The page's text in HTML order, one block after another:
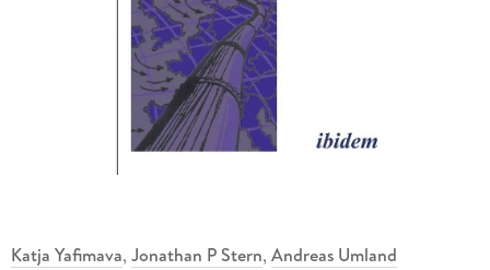
Katja Yafimava, Jonathan P Stern, Andreas Umland